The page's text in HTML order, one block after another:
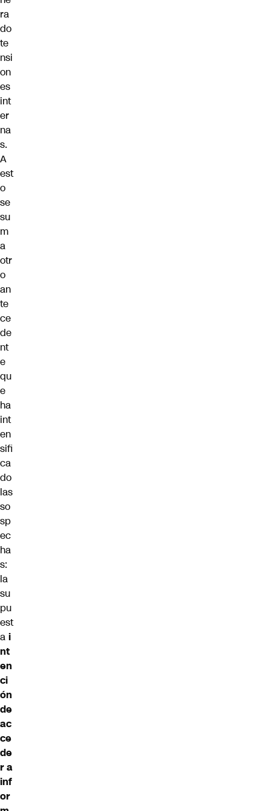
ra
do
te
nsi
on
es
int
er
na
s.
A
est
o
se
su
m
a
otr
o
an
te
ce
de
nt
e
qu
e
ha
int
en
sifi
ca
do
las
so
sp
ec
ha
s:
la
su
pu
est
a i
nt
en
ci
ón
de
ac
ce
de
r a
inf
or